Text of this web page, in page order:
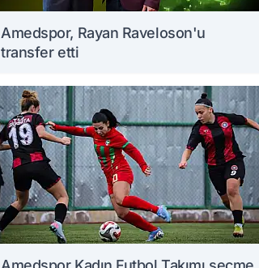
Amedspor, Rayan Raveloson'u
transfer etti